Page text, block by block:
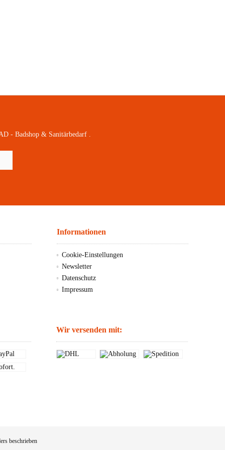
- Badshop & Sanitärbedarf .
Informationen
Cookie-Einstellungen
Newsletter
Datenschutz
Impressum
Wir versenden mit:
beschrieben